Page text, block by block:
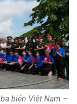
biên Việt Nam –